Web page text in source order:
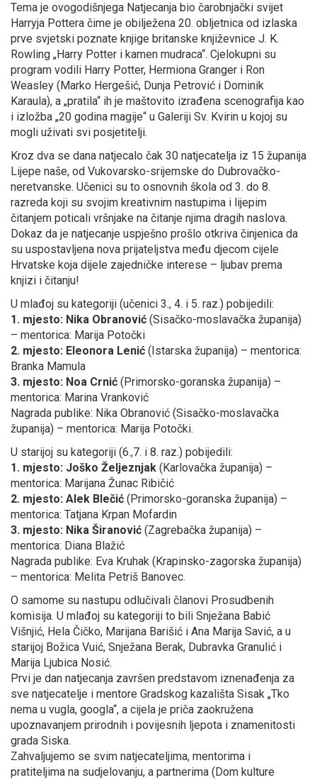
Tema je ovogodišnjega Natjecanja bio čarobnjački svijet
Harryja Pottera čime je obilježena 20. obljetnica od izlaska
prve svjetski poznate knjige britanske književnice J. K.
Rowling „Harry Potter i kamen mudraca“. Cjelokupni su
program vodili Harry Potter, Hermiona Granger i Ron
Weasley (Marko Hergešić, Dunja Petrović i Dominik
Karaula), a „pratila“ ih je maštovito izrađena scenografija kao
i izložba „20 godina magije“ u Galeriji Sv. Kvirin u kojoj su
mogli uživati svi posjetitelji.
Kroz dva se dana natjecalo čak 30 natjecatelja iz 15 županija
Lijepe naše, od Vukovarsko-srijemske do Dubrovačko-
neretvanske. Učenici su to osnovnih škola od 3. do 8.
razreda koji su svojim kreativnim nastupima i lijepim
čitanjem poticali vršnjake na čitanje njima dragih naslova.
Dokaz da je natjecanje uspješno prošlo otkriva činjenica da
su uspostavljena nova prijateljstva među djecom cijele
Hrvatske koja dijele zajedničke interese – ljubav prema
knjizi i čitanju!
U mlađoj su kategoriji (učenici 3., 4. i 5. raz.) pobijedili:
1. mjesto: Nika Obranović (Sisačko-moslavačka županija)
– mentorica: Marija Potočki
2. mjesto: Eleonora Lenić (Istarska županija) – mentorica:
Branka Mamula
3. mjesto: Noa Crnić (Primorsko-goranska županija) –
mentorica: Marina Vranković
Nagrada publike: Nika Obranović (Sisačko-moslavačka
županija) – mentorica: Marija Potočki.
U starijoj su kategoriji (6.,7. i 8. raz.) pobijedili:
1. mjesto: Joško Željeznjak (Karlovačka županija) –
mentorica: Marijana Žunac Ribičić
2. mjesto: Alek Blečić (Primorsko-goranska županija) –
mentorica: Tatjana Krpan Mofardin
3. mjesto: Nika Širanović (Zagrebačka županija) –
mentorica: Diana Blažić
Nagrada publike: Eva Kruhak (Krapinsko-zagorska županija)
– mentorica: Melita Petriš Banovec.
O samome su nastupu odlučivali članovi Prosudbenih
komisija. U mlađoj su kategoriji to bili Snježana Babić
Višnjić, Hela Čičko, Marijana Barišić i Ana Marija Savić, a u
starijoj Božica Vuić, Snježana Berak, Dubravka Granulić i
Marija Ljubica Nosić.
Prvi je dan natjecanja završen predstavom iznenađenja za
sve natjecatelje i mentore Gradskog kazališta Sisak „Tko
nema u vugla, googla“, a cijela je priča zaokružena
upoznavanjem prirodnih i povijesnih ljepota i znamenitosti
grada Siska.
Zahvaljujemo se svim natjecateljima, mentorima i
pratiteljima na sudjelovanju, a partnerima (Dom kulture